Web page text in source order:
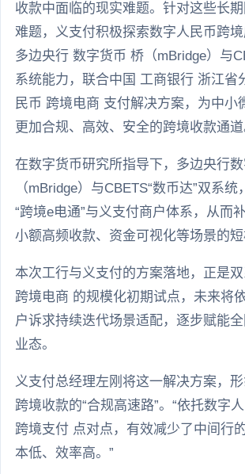
收款中面临的现实难题。针对这些长
难题，义支付积极探索数字人民币跨
多边央行 数字货币 桥（mBridge）与
系统能力，联合中国 工商银行 浙江省
民币 跨境电商 支付解决方案，为中小
更加合规、高效、安全的跨境收款通道
在数字货币研究所指导下，多边央行
（mBridge）与CBETS“数币达”双系
“跨境e电通”与义支付商户体系，从而
小额高频收款、资金可视化等场景的短
本次工行与义支付的方案落地，正是
跨境电商 的规模化初期试点，未来将
户诉求持续迭代场景适配，逐步赋能
业态。
义支付总经理左刚将这一解决方案，
跨境收款的“合规高速路”。“依托数字
跨境支付 点对点，有效减少了中间行
本低、效率高。”